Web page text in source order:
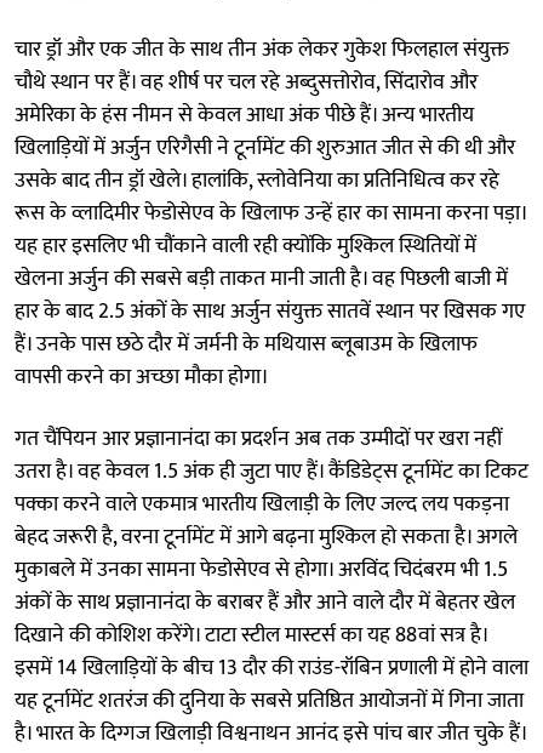
चार ड्रॉ और एक जीत के साथ तीन अंक लेकर गुकेश फिलहाल संयुक्त
चौथे स्थान पर हैं। वह शीर्ष पर चल रहे अब्दुसत्तोरोव, सिंदारोव और
अमेरिका के हंस नीमन से केवल आधा अंक पीछे हैं। अन्य भारतीय
खिलाड़ियों में अर्जुन एरिगैसी ने टूर्नामेंट की शुरुआत जीत से की थी और
उसके बाद तीन ड्रॉ खेले। हालांकि, स्लोवेनिया का प्रतिनिधित्व कर रहे
रूस के व्लादिमीर फेडोसेएव के खिलाफ उन्हें हार का सामना करना पड़ा।
यह हार इसलिए भी चौंकाने वाली रही क्योंकि मुश्किल स्थितियों में
खेलना अर्जुन की सबसे बड़ी ताकत मानी जाती है। वह पिछली बाजी में
हार के बाद 2.5 अंकों के साथ अर्जुन संयुक्त सातवें स्थान पर खिसक गए
हैं। उनके पास छठे दौर में जर्मनी के मथियास ब्लूबाउम के खिलाफ
वापसी करने का अच्छा मौका होगा।
गत चैंपियन आर प्रज्ञानानंदा का प्रदर्शन अब तक उम्मीदों पर खरा नहीं
उतरा है। वह केवल 1.5 अंक ही जुटा पाए हैं। कैंडिडेट्स टूर्नामेंट का टिकट
पक्का करने वाले एकमात्र भारतीय खिलाड़ी के लिए जल्द लय पकड़ना
बेहद जरूरी है, वरना टूर्नामेंट में आगे बढ़ना मुश्किल हो सकता है। अगले
मुकाबले में उनका सामना फेडोसेएव से होगा। अरविंद चिदंबरम भी 1.5
अंकों के साथ प्रज्ञानानंदा के बराबर हैं और आने वाले दौर में बेहतर खेल
दिखाने की कोशिश करेंगे। टाटा स्टील मास्टर्स का यह 88वां सत्र है।
इसमें 14 खिलाड़ियों के बीच 13 दौर की राउंड-रॉबिन प्रणाली में होने वाला
यह टूर्नामेंट शतरंज की दुनिया के सबसे प्रतिष्ठित आयोजनों में गिना जाता
है। भारत के दिग्गज खिलाड़ी विश्वनाथन आनंद इसे पांच बार जीत चुके हैं।